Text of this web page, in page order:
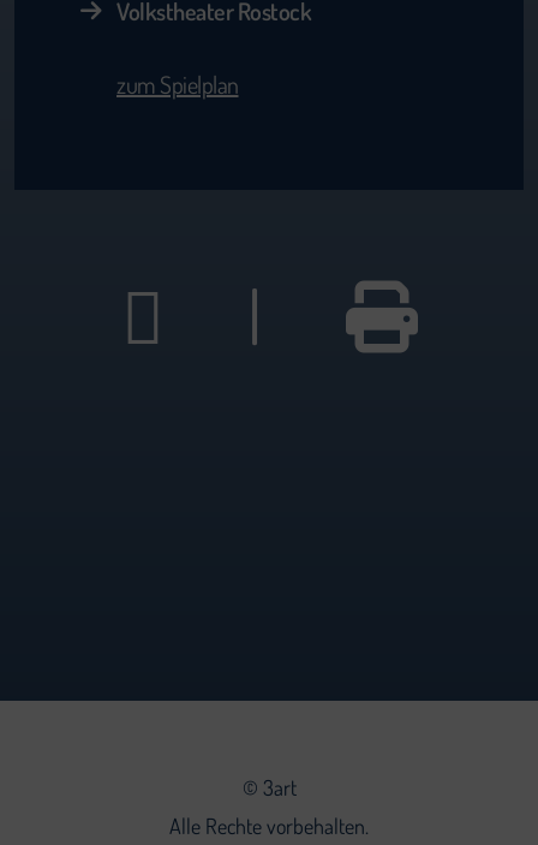
Volkstheater Rostock
zum Spielplan
|
© 3art
Alle Rechte vorbehalten.